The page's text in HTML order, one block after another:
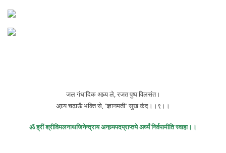
जल गंधादिक अघ्र्य ले, रजत पुष्प विलसंत।
अघ्र्य चढ़ाऊँ भक्ति से, ‘‘ज्ञानमती’’ सुख कंद।।९।।
ॐ ह्रीं श्रीविमलनाथजिनेन्द्राय अनघ्र्यपदप्राप्तये अर्घ्यं निर्वपामीति स्वाहा।।